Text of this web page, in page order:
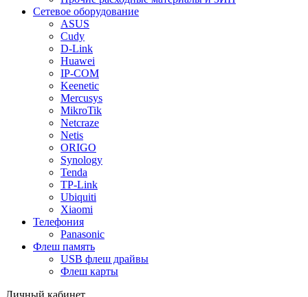
Сетевое оборудование
ASUS
Cudy
D-Link
Huawei
IP-COM
Keenetic
Mercusys
MikroTik
Netcraze
Netis
ORIGO
Synology
Tenda
TP-Link
Ubiquiti
Xiaomi
Телефония
Panasonic
Флеш память
USB флеш драйвы
Флеш карты
Личный кабинет